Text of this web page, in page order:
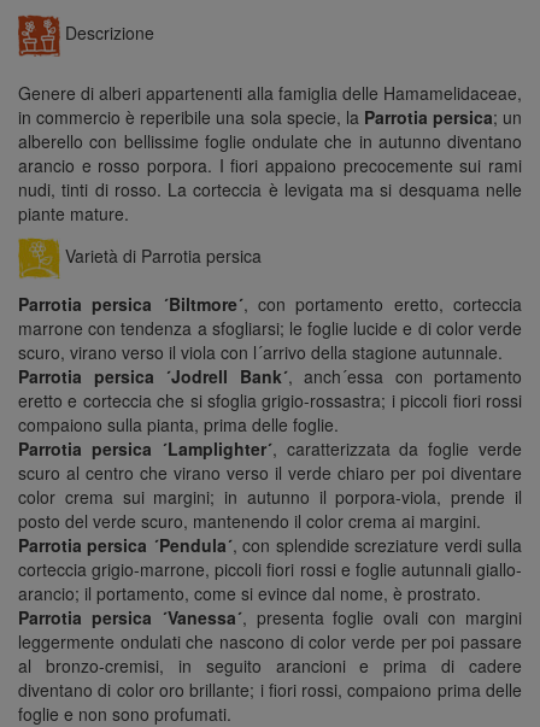
Descrizione
Genere di alberi appartenenti alla famiglia delle Hamamelidaceae,
in commercio è reperibile una sola specie, la Parrotia persica; un
alberello con bellissime foglie ondulate che in autunno diventano
arancio e rosso porpora. I fiori appaiono precocemente sui rami
nudi, tinti di rosso. La corteccia è levigata ma si desquama nelle
piante mature.
Varietà di Parrotia persica
Parrotia persica ´Biltmore´, con portamento eretto, corteccia
marrone con tendenza a sfogliarsi; le foglie lucide e di color verde
scuro, virano verso il viola con l´arrivo della stagione autunnale.
Parrotia persica ´Jodrell Bank´, anch´essa con portamento
eretto e corteccia che si sfoglia grigio-rossastra; i piccoli fiori rossi
compaiono sulla pianta, prima delle foglie.
Parrotia persica ´Lamplighter´, caratterizzata da foglie verde
scuro al centro che virano verso il verde chiaro per poi diventare
color crema sui margini; in autunno il porpora-viola, prende il
posto del verde scuro, mantenendo il color crema ai margini.
Parrotia persica ´Pendula´, con splendide screziature verdi sulla
corteccia grigio-marrone, piccoli fiori rossi e foglie autunnali giallo-
arancio; il portamento, come si evince dal nome, è prostrato.
Parrotia persica ´Vanessa´, presenta foglie ovali con margini
leggermente ondulati che nascono di color verde per poi passare
al bronzo-cremisi, in seguito arancioni e prima di cadere
diventano di color oro brillante; i fiori rossi, compaiono prima delle
foglie e non sono profumati.